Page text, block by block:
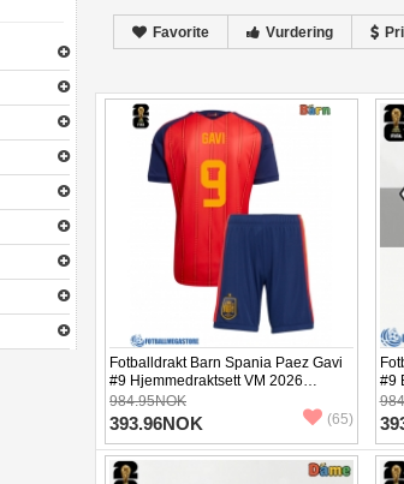
Favorite Vurdering
Fotballdrakt Barn Spania Paez Gavi
#9 Hjemmedraktsett VM 2026
Kortermet (+ Korte bukser)
984.95NOK
393.96NOK (65)
#9
(+